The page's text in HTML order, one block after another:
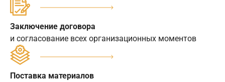
Заключение договора
и согласование всех организационных моментов
Поставка материалов